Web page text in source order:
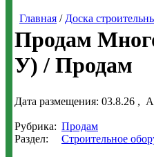
Главная / Доска
Продам
У) / Продам
Дата размещения: 03.8.26 ,
Рубрика: Продам
Раздел:
Строительное